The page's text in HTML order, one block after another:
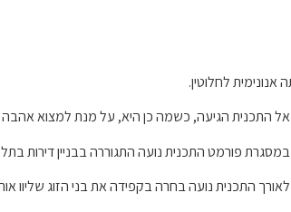
אל התכנית הגיעה, כשמה כן היא, על מנת למצוא
במסגרת פורמט התכנית נועה התגוררה בבניין דירות בתל אביב, לצד 3 שכנותיה, הלוא הן
לאורך התכנית נועה בחרה בקפידה את בני הזוג שליוו